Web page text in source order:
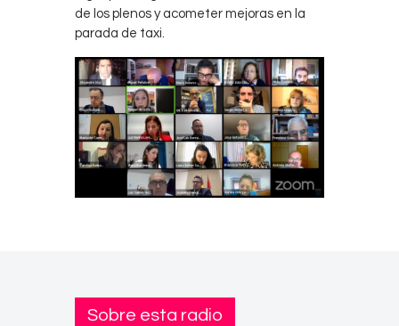
de los plenos y acometer mejoras en la
parada de taxi.
Sobre esta radio